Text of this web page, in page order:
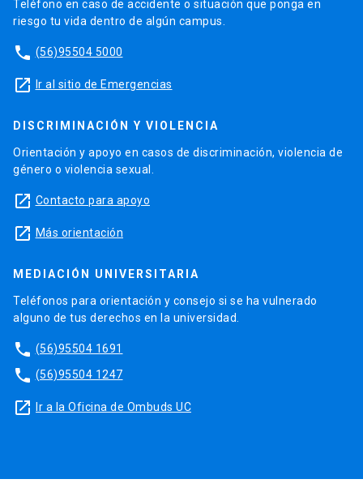
Teléfono en caso de accidente o situación que ponga en
riesgo tu vida dentro de algún campus.
phone (56)95504 5000
launch Ir al sitio de Emergencias
DISCRIMINACIÓN Y VIOLENCIA
Orientación y apoyo en casos de discriminación, violencia de
género o violencia sexual.
launch Contacto para apoyo
launch Más orientación
MEDIACIÓN UNIVERSITARIA
Teléfonos para orientación y consejo si se ha vulnerado
alguno de tus derechos en la universidad.
phone (56)95504 1691
phone (56)95504 1247
launch Ir a la Oficina de Ombuds UC